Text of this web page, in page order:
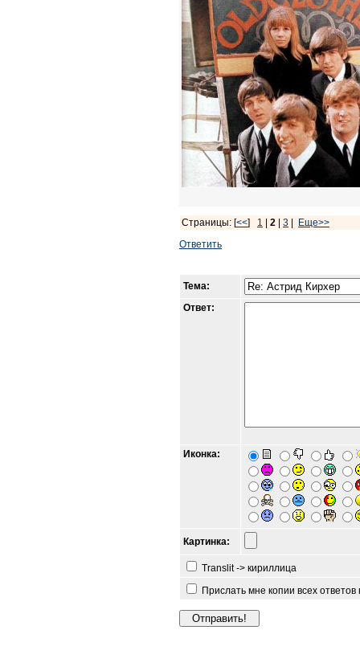
Страницы: [<<] 1 2 3
Еще>>
Ответить
Тема:
Ответ:
Иконка:
Картинка:
Translit -> кириллица
Прислать мне копии всех